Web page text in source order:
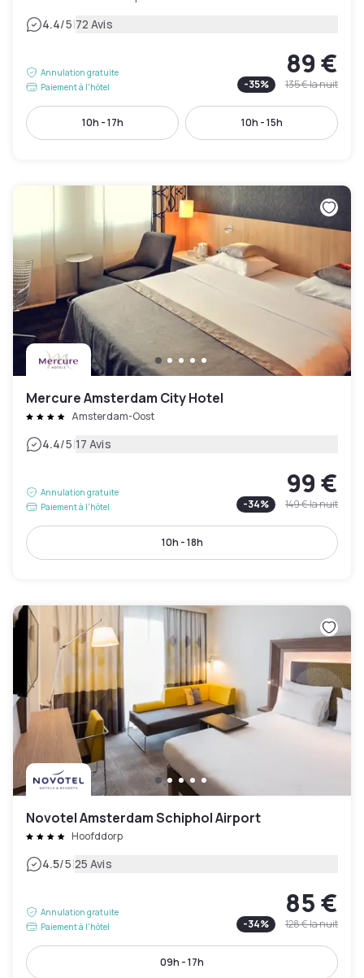
4.4/5|72 Avis
Annulation gratuite
Paiement à l'hôtel
89 €
-35% 135 €la nuit
10h - 17h 10h - 15h
Mercure Amsterdam City Hotel
Amsterdam-Oost
4.4/5|17 Avis
Annulation gratuite
Paiement à l'hôtel
99 €
-34% 149 €la nuit
10h - 18h
Novotel Amsterdam Schiphol Airport
Hoofddorp
4.5/5|25 Avis
Annulation gratuite
Paiement à l'hôtel
85 €
-34% 128 €la nuit
09h - 17h